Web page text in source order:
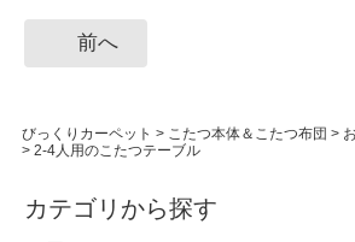
前へ
びっくりカーペット > こたつ本体＆こたつ布団 >
> 2-4人用のこたつテーブル
カテゴリから探す